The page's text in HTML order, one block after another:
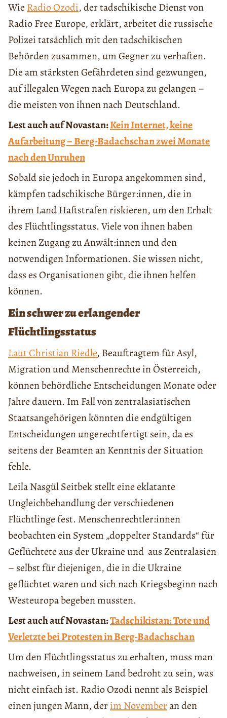
Wie Radio Ozodi, der tadschikische Dienst von
Radio Free Europe, erklärt, arbeitet die russische
Polizei tatsächlich mit den tadschikischen
Behörden zusammen, um Gegner zu verhaften.
Die am stärksten Gefährdeten sind gezwungen,
auf illegalen Wegen nach Europa zu gelangen –
die meisten von ihnen nach Deutschland.
Lest auch auf Novastan:Kein Internet, keine
Aufarbeitung – Berg-Badachschan zwei Monate
nach den Unruhen
Sobald sie jedoch in Europa angekommen sind,
kämpfen tadschikische Bürger:innen, die in
ihrem Land Haftstrafen riskieren, um den Erhalt
des Flüchtlingsstatus. Viele von ihnen haben
keinen Zugang zu Anwält:innen und den
notwendigen Informationen. Sie wissen nicht,
dass es Organisationen gibt, die ihnen helfen
können.
Ein schwer zu erlangender
Flüchtlingsstatus
Laut Christian Riedle, Beauftragtem für Asyl,
Migration und Menschenrechte in Österreich,
können behördliche Entscheidungen Monate oder
Jahre dauern. Im Fall von zentralasiatischen
Staatsangehörigen könnten die endgültigen
Entscheidungen ungerechtfertigt sein, da es
seitens der Beamten an Kenntnis der Situation
fehle.
Leila Nasgül Seitbek stellt eine eklatante
Ungleichbehandlung der verschiedenen
Flüchtlinge fest. Menschenrechtler:innen
beobachten ein System „doppelter Standards“ für
Geflüchtete aus der Ukraine und aus Zentralasien
– selbst für diejenigen, die in die Ukraine
geflüchtet waren und sich nach Kriegsbeginn nach
Westeuropa begeben mussten.
Lest auch auf Novastan:Tadschikistan: Tote und
Verletzte bei Protesten in Berg-Badachschan
Um den Flüchtlingsstatus zu erhalten, muss man
nachweisen, in seinem Land bedroht zu sein, was
nicht einfach ist. Radio Ozodi nennt als Beispiel
einen jungen Mann, derim Novemberan den